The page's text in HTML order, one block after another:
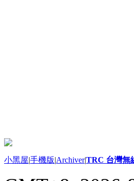
小黑屋|手機版|Archiver|TRC 台灣無